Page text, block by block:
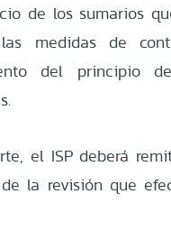
de los sumarios
medidas de
del principio
el ISP deberá
la revisión que